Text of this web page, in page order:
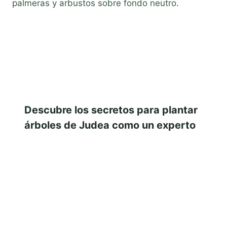
Descubre los secretos para plantar
árboles de Judea como un experto